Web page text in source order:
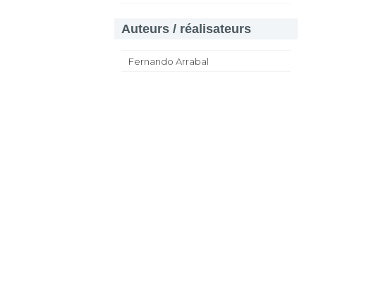
Auteurs / réalisateurs
Fernando Arrabal